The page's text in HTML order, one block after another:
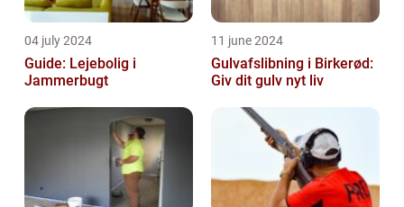
04 july 2024
Guide: Lejebolig i
Jammerbugt
11 june 2024
Gulvafslibning i Birkerød:
Giv dit gulv nyt liv